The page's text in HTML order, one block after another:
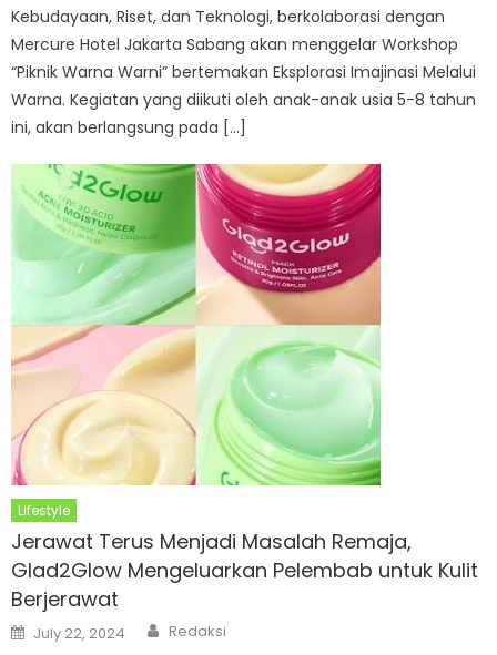
Kebudayaan, Riset, dan Teknologi, berkolaborasi dengan
Mercure Hotel Jakarta Sabang akan menggelar Workshop
“Piknik Warna Warni” bertemakan Eksplorasi Imajinasi Melalui
Warna. Kegiatan yang diikuti oleh anak-anak usia 5-8 tahun
ini, akan berlangsung pada […]
Lifestyle
Jerawat Terus Menjadi Masalah Remaja,
Glad2Glow Mengeluarkan Pelembab untuk Kulit
Berjerawat
Posted
on
July 22, 2024 Author
Redaksi